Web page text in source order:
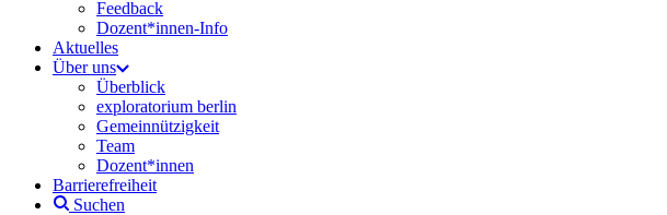
Feedback
Dozent*innen-Info
Aktuelles
Über uns
Überblick
exploratorium berlin
Gemeinnützigkeit
Team
Dozent*innen
Barrierefreiheit
Suchen